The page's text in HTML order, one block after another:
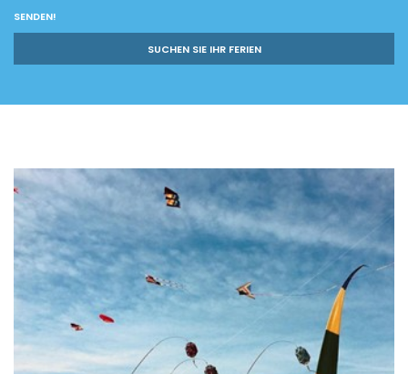
SENDEN!
SUCHEN SIE IHR FERIEN